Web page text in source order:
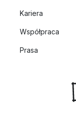
Kariera
Współpraca
Prasa